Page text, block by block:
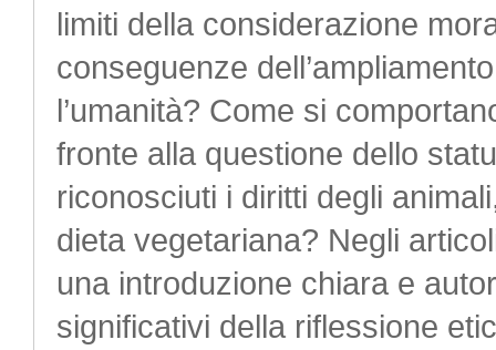
limiti della considerazione
conseguenze
l’umanità? Come si
fronte alla questione dello
riconosciuti i diritti degli
dieta vegetariana? Negli
una introduzione chiara e
significativi della riflessione